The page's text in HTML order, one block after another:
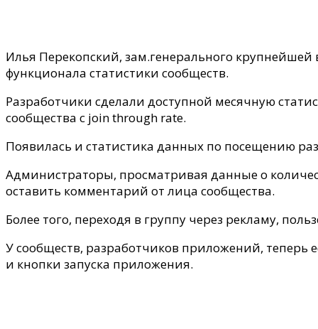
Илья Перекопский, зам.генерального крупнейшей
функционала статистики сообществ.
Разработчики сделали доступной месячную
сообщества с join through rate.
Появилась и статистика данных по посещению
Администраторы, просматривая данные о
оставить комментарий от лица сообщества.
Более того, переходя в группу через рекламу,
У сообществ, разработчиков приложений, теперь
и кнопки запуска приложения.